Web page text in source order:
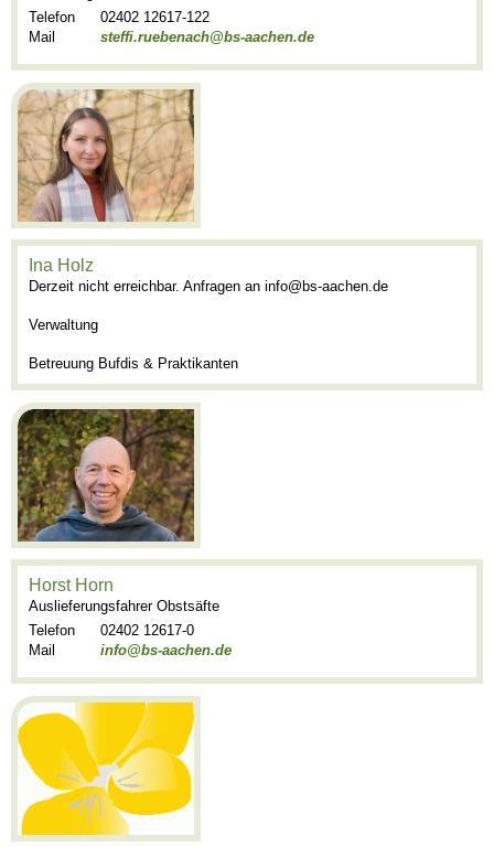
Telefon
02402 12617-122
Mail
steffi.ruebenach@bs-aachen.de
Ina Holz
Derzeit nicht erreichbar. Anfragen an info@bs-aachen.de
Verwaltung
Betreuung Bufdis & Praktikanten
Horst Horn
Auslieferungsfahrer Obstsäfte
Telefon
02402 12617-0
Mail
info@bs-aachen.de